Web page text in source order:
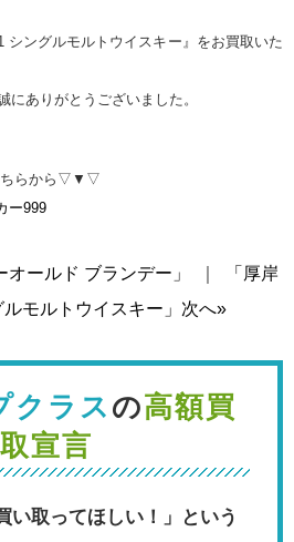
シングルモルトウイスキー』をお買取いた
にありがとうございました。
ちらから▽▼▽
ー999
ールド ブランデー」
「厚岸
モルトウイスキー」次へ»
クラス の高額買
取宣言
い取ってほしい！」という